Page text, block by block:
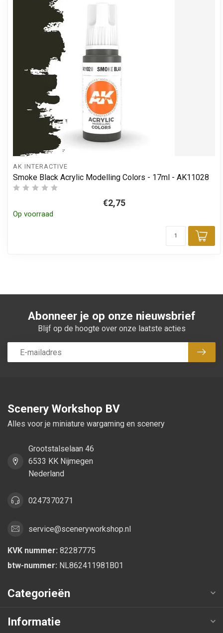
AK INTERACTIVE
Smoke Black Acrylic Modelling Colors - 17ml - AK11028
€2,75
Op voorraad
Abonneer je op onze nieuwsbrief
Blijf op de hoogte over onze laatste acties
Scenery Workshop BV
Alles voor je miniature wargaming en scenery
Grootstalselaan 46
6533 KK Nijmegen
Nederland
0247370271
service@sceneryworkshop.nl
KVK nummer: 82287775
btw-nummer: NL862411981B01
Categorieën
Informatie